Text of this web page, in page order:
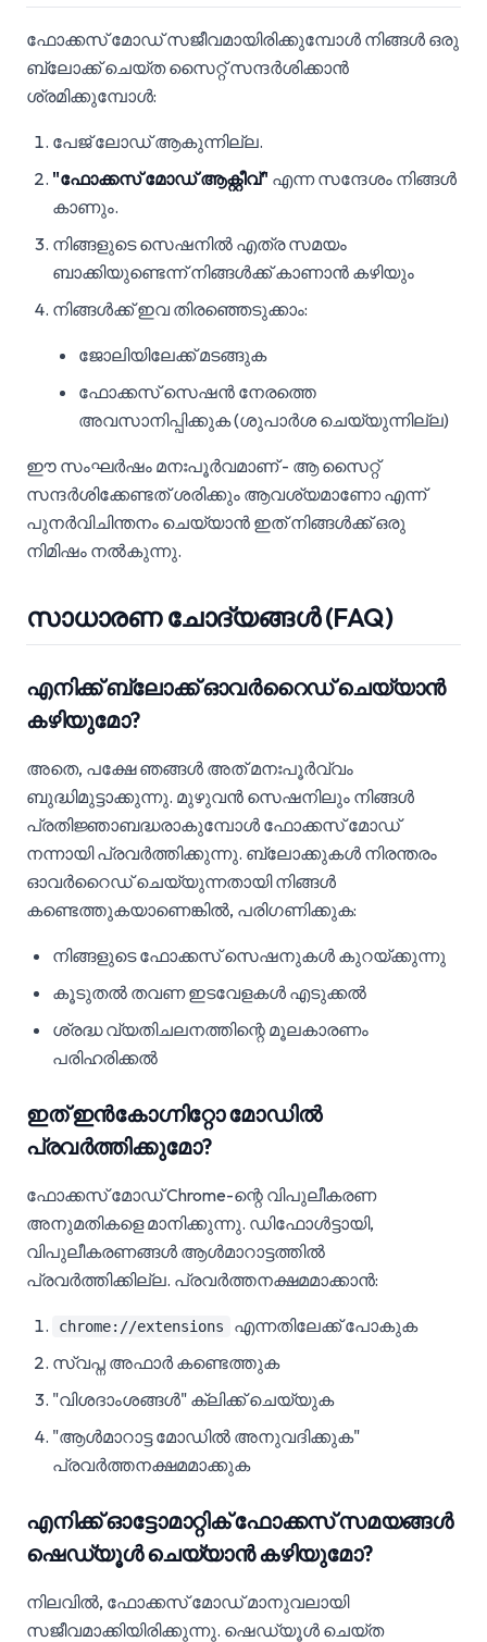
ഫോക്കസ് മോഡ് സജീവമായിരിക്കുമ്പോൾ നിങ്ങൾ ഒരു
ബ്ലോക്ക് ചെയ്‌ത സൈറ്റ് സന്ദർശിക്കാൻ
ശ്രമിക്കുമ്പോൾ:
പേജ് ലോഡ് ആകുന്നില്ല.
"ഫോക്കസ് മോഡ് ആക്റ്റീവ്" എന്ന സന്ദേശം നിങ്ങൾ
കാണും.
നിങ്ങളുടെ സെഷനിൽ എത്ര സമയം
ബാക്കിയുണ്ടെന്ന് നിങ്ങൾക്ക് കാണാൻ കഴിയും
നിങ്ങൾക്ക് ഇവ തിരഞ്ഞെടുക്കാം:
ജോലിയിലേക്ക് മടങ്ങുക
ഫോക്കസ് സെഷൻ നേരത്തെ
അവസാനിപ്പിക്കുക (ശുപാർശ ചെയ്യുന്നില്ല)
ഈ സംഘർഷം മനഃപൂർവമാണ് - ആ സൈറ്റ്
സന്ദർശിക്കേണ്ടത് ശരിക്കും ആവശ്യമാണോ എന്ന്
പുനർവിചിന്തനം ചെയ്യാൻ ഇത് നിങ്ങൾക്ക് ഒരു
നിമിഷം നൽകുന്നു.
സാധാരണ ചോദ്യങ്ങൾ (FAQ)
എനിക്ക് ബ്ലോക്ക് ഓവർറൈഡ് ചെയ്യാൻ
കഴിയുമോ?
അതെ, പക്ഷേ ഞങ്ങൾ അത് മനഃപൂർവ്വം
ബുദ്ധിമുട്ടാക്കുന്നു. മുഴുവൻ സെഷനിലും നിങ്ങൾ
പ്രതിജ്ഞാബദ്ധരാകുമ്പോൾ ഫോക്കസ് മോഡ്
നന്നായി പ്രവർത്തിക്കുന്നു. ബ്ലോക്കുകൾ നിരന്തരം
ഓവർറൈഡ് ചെയ്യുന്നതായി നിങ്ങൾ
കണ്ടെത്തുകയാണെങ്കിൽ, പരിഗണിക്കുക:
നിങ്ങളുടെ ഫോക്കസ് സെഷനുകൾ കുറയ്ക്കുന്നു
കൂടുതൽ തവണ ഇടവേളകൾ എടുക്കൽ
ശ്രദ്ധ വ്യതിചലനത്തിന്റെ മൂലകാരണം
പരിഹരിക്കൽ
ഇത് ഇൻകോഗ്നിറ്റോ മോഡിൽ
പ്രവർത്തിക്കുമോ?
ഫോക്കസ് മോഡ് Chrome-ന്റെ വിപുലീകരണ
അനുമതികളെ മാനിക്കുന്നു. ഡിഫോൾട്ടായി,
വിപുലീകരണങ്ങൾ ആൾമാറാട്ടത്തിൽ
പ്രവർത്തിക്കില്ല. പ്രവർത്തനക്ഷമമാക്കാൻ:
chrome://extensions
എന്നതിലേക്ക് പോകുക
സ്വപ്ന അഫാർ കണ്ടെത്തുക
"വിശദാംശങ്ങൾ" ക്ലിക്ക് ചെയ്യുക
"ആൾമാറാട്ട മോഡിൽ അനുവദിക്കുക"
പ്രവർത്തനക്ഷമമാക്കുക
എനിക്ക് ഓട്ടോമാറ്റിക് ഫോക്കസ് സമയങ്ങൾ
ഷെഡ്യൂൾ ചെയ്യാൻ കഴിയുമോ?
നിലവിൽ, ഫോക്കസ് മോഡ് മാനുവലായി
സജീവമാക്കിയിരിക്കുന്നു. ഷെഡ്യൂൾ ചെയ്ത